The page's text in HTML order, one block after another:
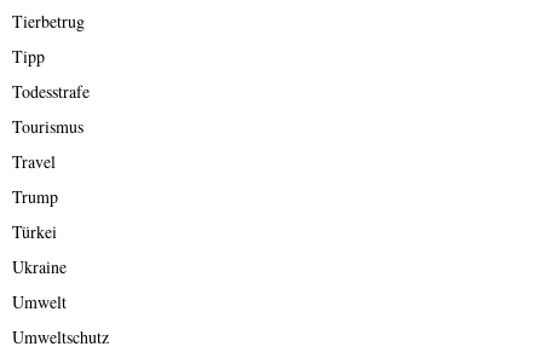
Tierbetrug
Tipp
Todesstrafe
Tourismus
Travel
Trump
Türkei
Ukraine
Umwelt
Umweltschutz